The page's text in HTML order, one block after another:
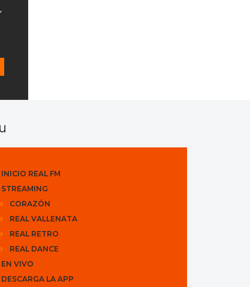
INICIO REAL FM
STREAMING
CORAZÓN
REAL VALLENATA
REAL RETRO
REAL DANCE
EN VIVO
DESCARGA LA APP